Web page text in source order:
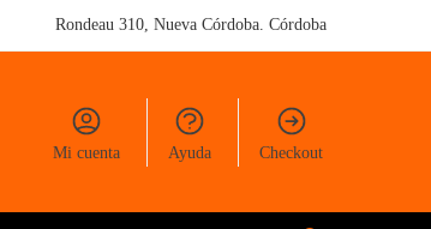
Rondeau 310, Nueva Córdoba. Córdoba
Mi cuenta Ayuda Checkout